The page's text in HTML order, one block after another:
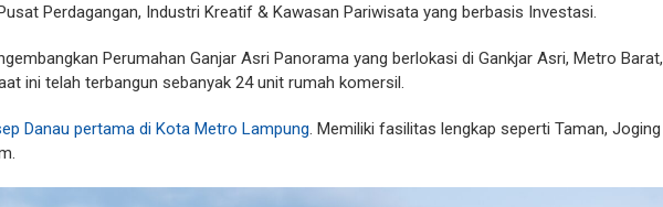
Perdagangan, Industri Kreatif & Kawasan Pariwisata yang berbasis Investasi.
Perumahan Ganjar Asri Panorama yang berlokasi di Gankjar Asri, Metro Barat,
ini telah terbangun sebanyak 24 unit rumah komersil.
Danau pertama di Kota Metro Lampung . Memiliki fasilitas lengkap seperti Taman, Joging